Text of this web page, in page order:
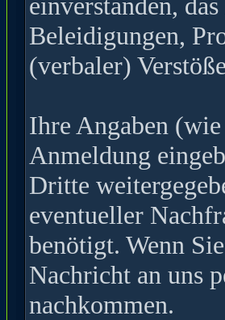
Beleidigungen,
(verbaler)
Ihre Angaben
Anmeldung
Dritte
eventueller
benötigt. Wenn
Nachricht an uns
nachkommen.